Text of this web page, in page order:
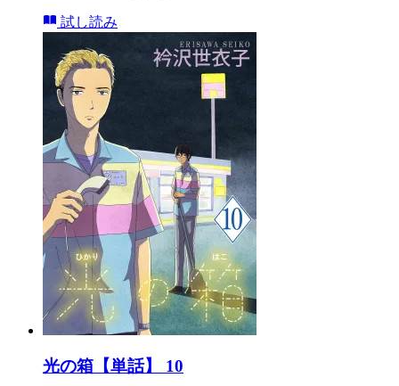
試し読み
光の箱【単話】 10